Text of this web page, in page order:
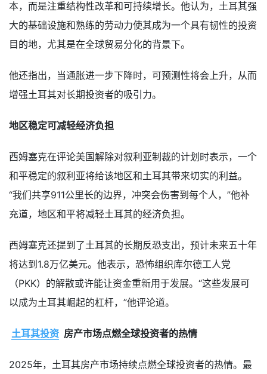
本，而是注重结构性改革和可持续增长。他认为，土耳其强
大的基础设施和熟练的劳动力使其成为一个具有韧性的投资
目的地，尤其是在全球贸易分化的背景下。
他还指出，当通胀进一步下降时，可预测性将会上升，从而
增强土耳其对长期投资者的吸引力。
地区稳定可减轻经济负担
西姆塞克在评论美国解除对叙利亚制裁的计划时表示，一个
和平稳定的叙利亚将给该地区和土耳其带来切实的利益。
“我们共享911公里长的边界，冲突会伤害到每个人，”他补
充道，地区和平将减轻土耳其的经济负担。
西姆塞克还提到了土耳其的长期反恐支出，预计未来五十年
将达到1.8万亿美元。他表示，恐怖组织库尔德工人党
（PKK）的解散或许能让资金重新用于发展。“这些发展可
以成为土耳其崛起的杠杆，”他评论道。
土耳其投资 房产市场点燃全球投资者的热情
2025年，土耳其房产市场持续点燃全球投资者的热情。最